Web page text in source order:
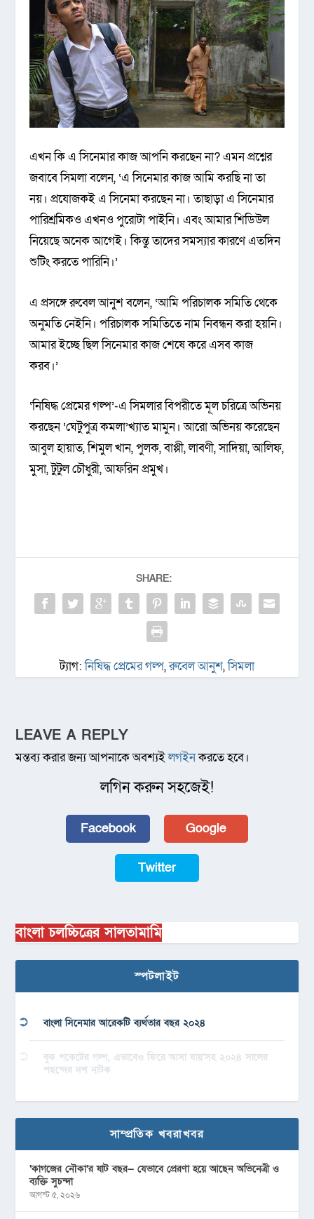
এখন কি এ সিনেমার কাজ আপনি করছেন না? এমন প্রশ্নের
জবাবে সিমলা বলেন, ‘এ সিনেমার কাজ আমি করছি না তা
নয়। প্রযোজকই এ সিনেমা করছেন না। তাছাড়া এ সিনেমার
পারিশ্রমিকও এখনও পুরোটা পাইনি। এবং আমার শিডিউল
নিয়েছে অনেক আগেই। কিন্তু তাদের সমস্যার কারণে এতদিন
শুটিং করতে পারিনি।’
এ প্রসঙ্গে রুবেল আনুশ বলেন, ‘আমি পরিচালক সমিতি থেকে
অনুমতি নেইনি। পরিচালক সমিতিতে নাম নিবন্ধন করা হয়নি।
আমার ইচ্ছে ছিল সিনেমার কাজ শেষে করে এসব কাজ
করব।’
‘নিষিদ্ধ প্রেমের গল্প’-এ সিমলার বিপরীতে মূল চরিত্রে অভিনয়
করছেন ‘ঘেটুপুত্র কমলা’খ্যাত মামুন। আরো অভিনয় করেছেন
আবুল হায়াত, শিমুল খান, পুলক, বাপ্পী, লাবণী, সাদিয়া, আলিফ,
মুসা, টুটুল চৌধুরী, আফরিন প্রমুখ।
SHARE:
ট্যাগ:নিষিদ্ধ প্রেমের গল্প,রুবেল আনুশ,সিমলা
LEAVE A REPLY
মন্তব্য করার জন্য আপনাকে অবশ্যইলগইনকরতে হবে।
লগিন করুন সহজেই!
Facebook Google
Twitter
বাংলা চলচ্চিত্রের সালতামামি
স্পটলাইট
বাংলা সিনেমার আরেকটি ব্যর্থতার বছর ২০২৪
বুক পকেটের গল্প, এভাবেও ফিরে আসা যায়’সহ ২০২৪ সালের
পছন্দের দশ নাটক
সাম্প্রতিক খবরাখবর
‘কাগজের নৌকা’র ষাট বছর— যেভাবে প্রেরণা হয়ে আছেন অভিনেত্রী ও
ব্যক্তি সুচন্দা
আগস্ট ৫, ২০২৬